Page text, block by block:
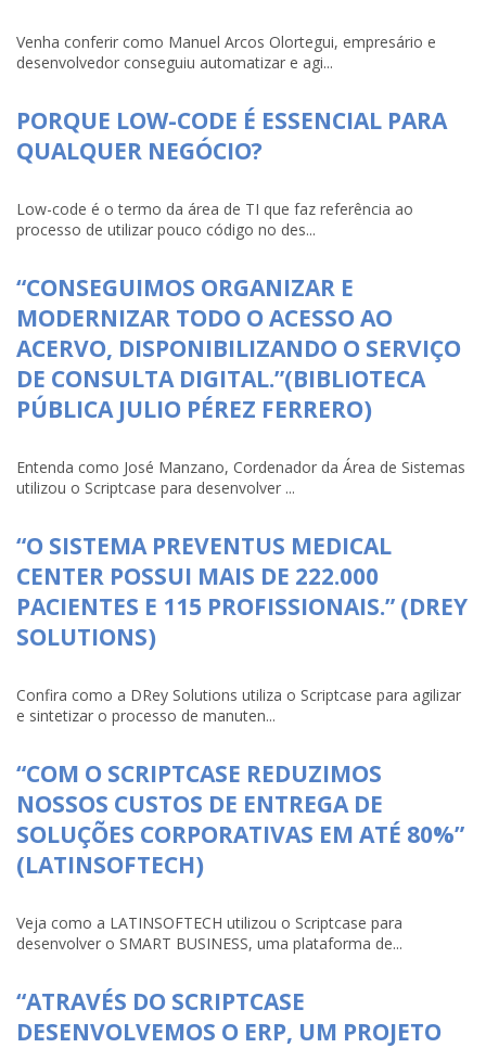
Venha conferir como Manuel Arcos Olortegui, empresário e
desenvolvedor conseguiu automatizar e agi...
PORQUE LOW-CODE É ESSENCIAL PARA
QUALQUER NEGÓCIO?
Low-code é o termo da área de TI que faz referência ao
processo de utilizar pouco código no des...
“CONSEGUIMOS ORGANIZAR E
MODERNIZAR TODO O ACESSO AO
ACERVO, DISPONIBILIZANDO O SERVIÇO
DE CONSULTA DIGITAL.”(BIBLIOTECA
PÚBLICA JULIO PÉREZ FERRERO)
Entenda como José Manzano, Cordenador da Área de Sistemas
utilizou o Scriptcase para desenvolver ...
“O SISTEMA PREVENTUS MEDICAL
CENTER POSSUI MAIS DE 222.000
PACIENTES E 115 PROFISSIONAIS.” (DREY
SOLUTIONS)
Confira como a DRey Solutions utiliza o Scriptcase para agilizar
e sintetizar o processo de manuten...
“COM O SCRIPTCASE REDUZIMOS
NOSSOS CUSTOS DE ENTREGA DE
SOLUÇÕES CORPORATIVAS EM ATÉ 80%”
(LATINSOFTECH)
Veja como a LATINSOFTECH utilizou o Scriptcase para
desenvolver o SMART BUSINESS, uma plataforma de...
“ATRAVÉS DO SCRIPTCASE
DESENVOLVEMOS O ERP, UM PROJETO